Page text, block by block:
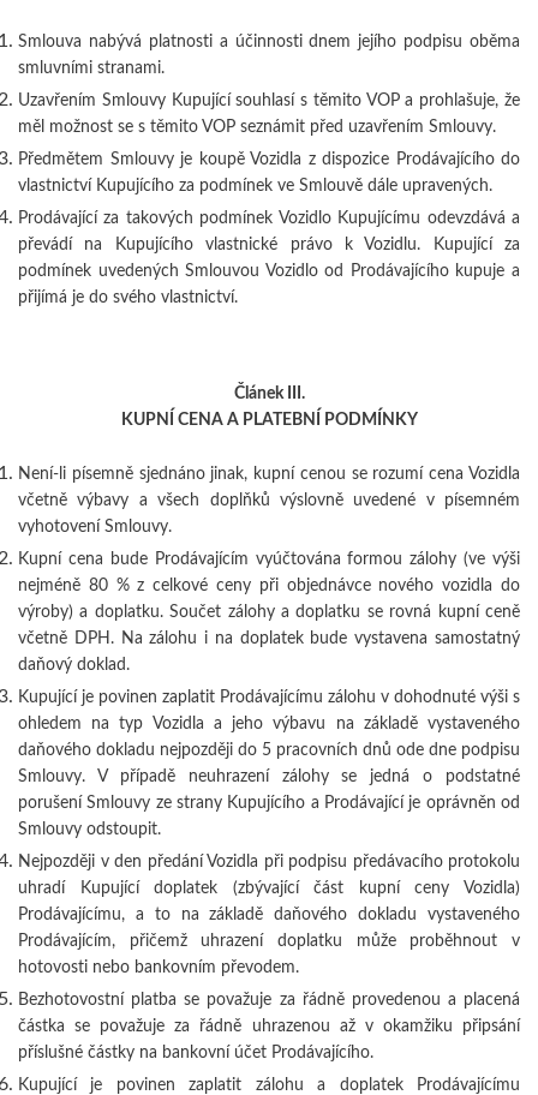
Smlouva nabývá platnosti a účinnosti dnem jejího podpisu oběma
smluvními stranami.
Uzavřením Smlouvy Kupující souhlasí s těmito VOP a prohlašuje, že
měl možnost se s těmito VOP seznámit před uzavřením Smlouvy.
Předmětem Smlouvy je koupě Vozidla z dispozice Prodávajícího do
vlastnictví Kupujícího za podmínek ve Smlouvě dále upravených.
Prodávající za takových podmínek Vozidlo Kupujícímu odevzdává a
převádí na Kupujícího vlastnické právo k Vozidlu. Kupující za
podmínek uvedených Smlouvou Vozidlo od Prodávajícího kupuje a
přijímá je do svého vlastnictví.
Článek III.
KUPNÍ CENA A PLATEBNÍ PODMÍNKY
Není-li písemně sjednáno jinak, kupní cenou se rozumí cena Vozidla
včetně výbavy a všech doplňků výslovně uvedené v písemném
vyhotovení Smlouvy.
Kupní cena bude Prodávajícím vyúčtována formou zálohy (ve výši
nejméně 80 % z celkové ceny při objednávce nového vozidla do
výroby) a doplatku. Součet zálohy a doplatku se rovná kupní ceně
včetně DPH. Na zálohu i na doplatek bude vystavena samostatný
daňový doklad.
Kupující je povinen zaplatit Prodávajícímu zálohu v dohodnuté výši s
ohledem na typ Vozidla a jeho výbavu na základě vystaveného
daňového dokladu nejpozději do 5 pracovních dnů ode dne podpisu
Smlouvy. V případě neuhrazení zálohy se jedná o podstatné
porušení Smlouvy ze strany Kupujícího a Prodávající je oprávněn od
Smlouvy odstoupit.
Nejpozději v den předání Vozidla při podpisu předávacího protokolu
uhradí Kupující doplatek (zbývající část kupní ceny Vozidla)
Prodávajícímu, a to na základě daňového dokladu vystaveného
Prodávajícím, přičemž uhrazení doplatku může proběhnout v
hotovosti nebo bankovním převodem.
Bezhotovostní platba se považuje za řádně provedenou a placená
částka se považuje za řádně uhrazenou až v okamžiku připsání
příslušné částky na bankovní účet Prodávajícího.
Kupující je povinen zaplatit zálohu a doplatek Prodávajícímu